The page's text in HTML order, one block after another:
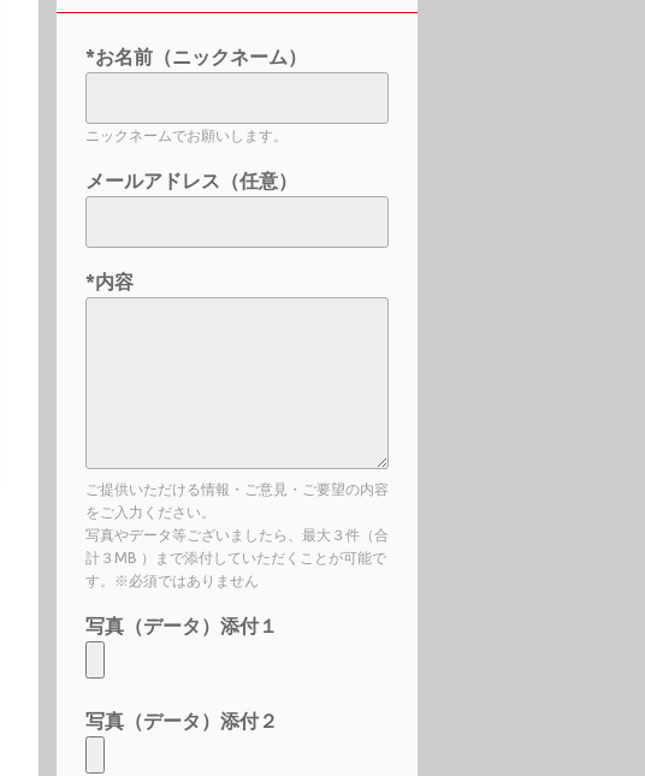
*お名前（ニックネーム）
ニックネームでお願いします。
メールアドレス（任意）
*内容
ご提供いただける情報・ご意見・ご要望の内容
をご入力ください。
写真やデータ等ございましたら、最大３件（合
計３MB ）まで添付していただくことが可能で
す。※必須ではありません
写真（データ）添付１
写真（データ）添付２